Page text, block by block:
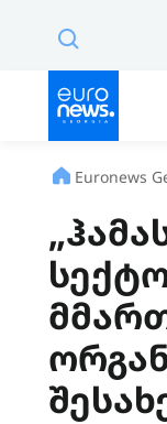
Euronews